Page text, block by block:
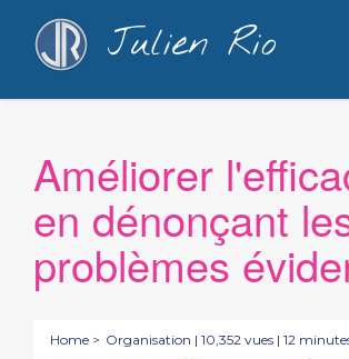
Julien Rio
Améliorer
en dénonçant
problèmes
Home > Organisation | 10,352 vues | 12